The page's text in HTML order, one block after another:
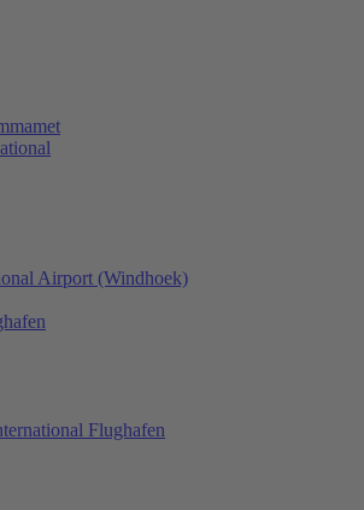
Airport (Windhoek)
Flughafen